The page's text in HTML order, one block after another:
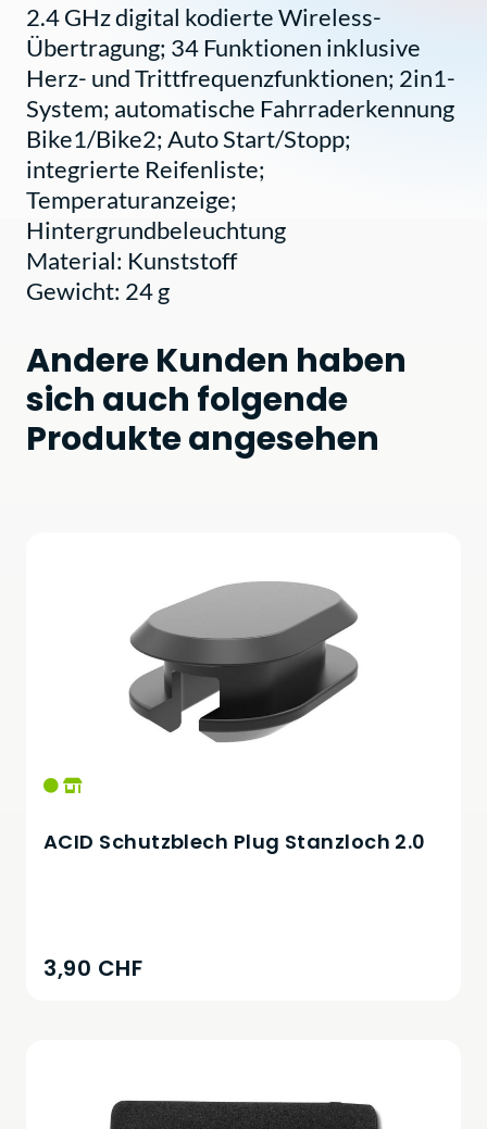
2.4 GHz digital kodierte Wireless-
Übertragung; 34 Funktionen inklusive
Herz- und Trittfrequenzfunktionen; 2in1-
System; automatische Fahrraderkennung
Bike1/Bike2; Auto Start/Stopp;
integrierte Reifenliste;
Temperaturanzeige;
Hintergrundbeleuchtung
Material: Kunststoff
Gewicht: 24 g
Andere Kunden haben
sich auch folgende
Produkte angesehen
ACID Schutzblech Plug Stanzloch 2.0
3,90 CHF